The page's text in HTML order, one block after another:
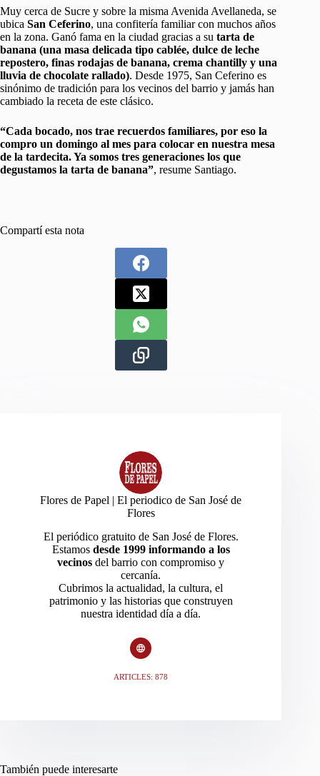
Muy cerca de Sucre y sobre la misma Avenida Avellaneda, se
ubica San Ceferino, una confitería familiar con muchos años
en la zona. Ganó fama en la ciudad gracias a su tarta de
banana (una masa delicada tipo cablée, dulce de leche
repostero, finas rodajas de banana, crema chantilly y una
lluvia de chocolate rallado). Desde 1975, San Ceferino es
sinónimo de tradición para los vecinos del barrio y jamás han
cambiado la receta de este clásico.
“Cada bocado, nos trae recuerdos familiares, por eso la
compro un domingo al mes para colocar en nuestra mesa
de la tardecita. Ya somos tres generaciones los que
degustamos la tarta de banana”, resume Santiago.
Compartí esta nota
Flores de Papel | El periodico de San José de
Flores
El periódico gratuito de San José de Flores.
Estamos desde 1999 informando a los
vecinos del barrio con compromiso y
cercanía.
Cubrimos la actualidad, la cultura, el
patrimonio y las historias que construyen
nuestra identidad día a día.
ARTICLES: 878
También puede interesarte